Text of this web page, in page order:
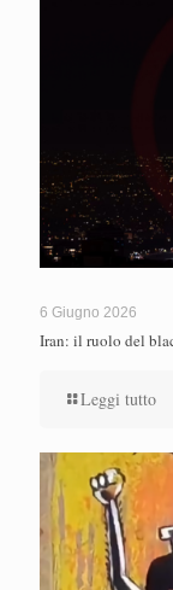
6 Giugno 2026
Iran: il ruolo del
Leggi tutto